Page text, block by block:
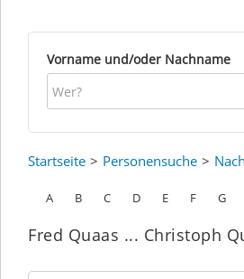
Vorname und/oder Nachname
Startseite Personensuche
A B C D E F G
Fred Quaas ... Christoph